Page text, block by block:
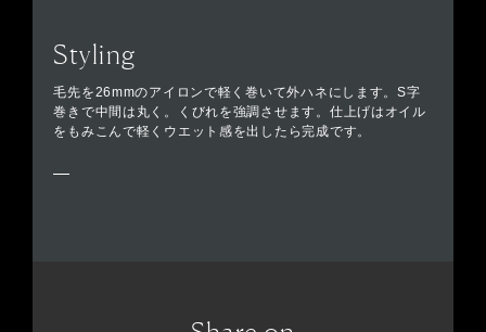
Styling
毛先を26mmのアイロンで軽く巻いて外ハネにします。S字
巻きで中間は丸く。くびれを強調させます。仕上げはオイル
をもみこんで軽くウエット感を出したら完成です。